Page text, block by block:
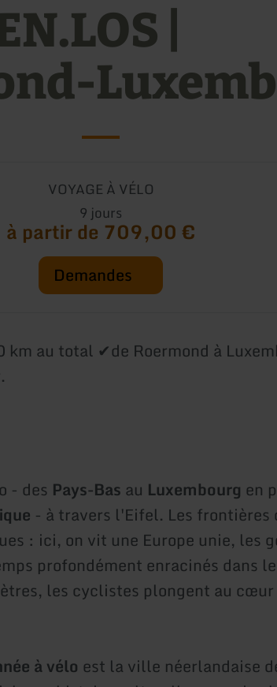
|
VOYAGE À VÉLO
9 jours
à partir de 709,00 €
Demandes
au total ✔de Roermond à
- des Pays-Bas au Luxembourg en
- à travers l'Eifel. Les frontières
: ici, on vit une Europe unie, les
profondément enracinés dans
les cyclistes plongent au
à vélo est la ville néerlandaise